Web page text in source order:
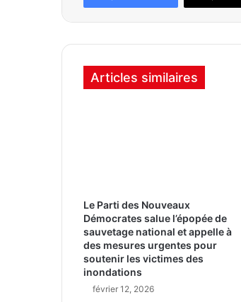
Articles similaires
Le Parti des Nouveaux
Démocrates salue l’épopée de
sauvetage national et appelle à
des mesures urgentes pour
soutenir les victimes des
inondations
février 12, 2026